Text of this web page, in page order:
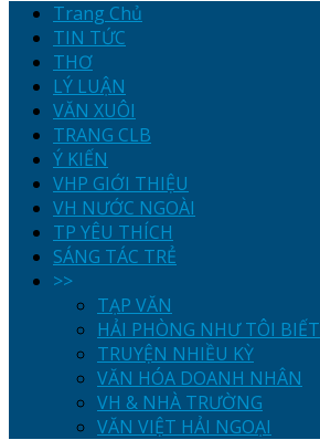
Trang Chủ
TIN TỨC
THƠ
LÝ LUẬN
VĂN XUÔI
TRANG CLB
Ý KIẾN
VHP GIỚI THIỆU
VH NƯỚC NGOÀI
TP YÊU THÍCH
SÁNG TÁC TRẺ
>>
TẠP VĂN
HẢI PHÒNG NHƯ TÔI BIẾT
TRUYỆN NHIỀU KỲ
VĂN HÓA DOANH NHÂN
VH & NHÀ TRƯỜNG
VĂN VIỆT HẢI NGOẠI